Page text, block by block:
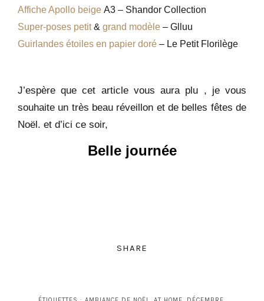
Affiche Apollo beige A3 – Shandor Collection
Super-poses petit& grand modèle – Glluu
Guirlandes étoiles en papier doré – Le Petit Florilège
J’espère que cet article vous aura plu , je vous
souhaite un très beau réveillon et de belles fêtes de
Noël. et d’ici ce soir,
Belle journée
SHARE